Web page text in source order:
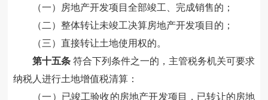
（一）房地产开发项目全部竣工、完成销售的 ；
（二）整体转让未竣工决算房地产开发项目的 ；
（三）直接转让土地使用权的。
第十五条符合下列条件之一的，主管税务机关可要求
纳税人进行土地增值税清算：
（一）已竣工验收的房地产开发项目，已转让的房地